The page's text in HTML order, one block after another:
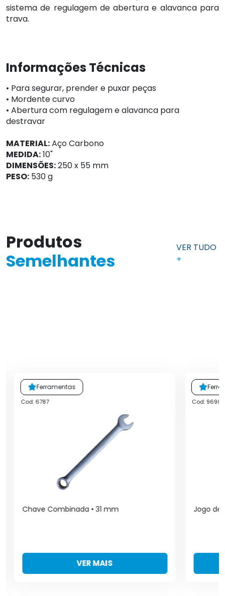
sistema de regulagem de abertura e alavanca para
trava.
Informações Técnicas
• Para segurar, prender e puxar peças
• Mordente curvo
• Abertura com regulagem e alavanca para
destravar
MATERIAL:Aço Carbono
MEDIDA:10"
DIMENSÕES:250 x 55 mm
PESO: 530 g
Produtos
Semelhantes
VER TUDO
+
Ferramentas
Cod: 6787
Chave Combinada • 31 mm
VER MAIS
Cod: 9690
Jogo de